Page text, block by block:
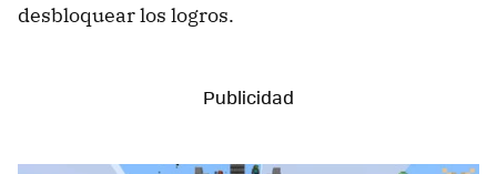
desbloquear los logros.